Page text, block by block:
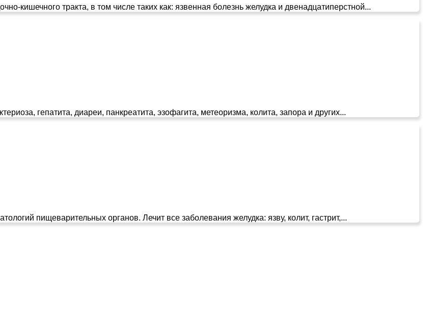
кишечного тракта, в том числе таких как: язвенная болезнь желудка и двенадцатиперстной...
гепатита, диареи, панкреатита, эзофагита, метеоризма, колита, запора и других...
пищеварительных органов. Лечит все заболевания желудка: язву, колит, гастрит,...